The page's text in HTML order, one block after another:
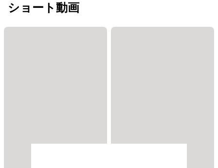
ショート動画